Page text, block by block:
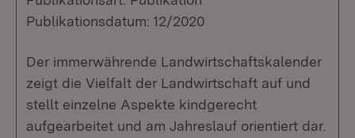
Publikationsdatum: 12/2020
Der immerwährende Landwirtschaftskalender
zeigt die Vielfalt der Landwirtschaft auf und
stellt einzelne Aspekte kindgerecht
aufgearbeitet und am Jahreslauf orientiert dar.